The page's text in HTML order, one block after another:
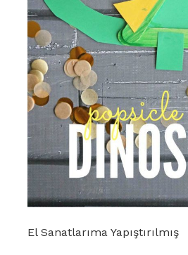
El Sanatlarıma Yapıştırılmış